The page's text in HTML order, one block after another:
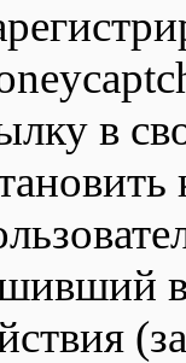
в